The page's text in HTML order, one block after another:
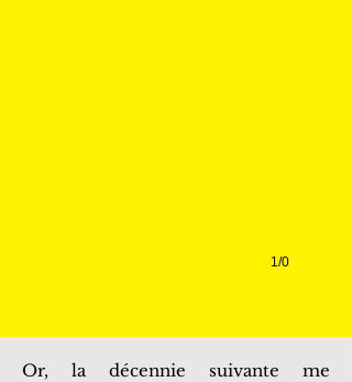
1/0
Or, la décennie suivante me